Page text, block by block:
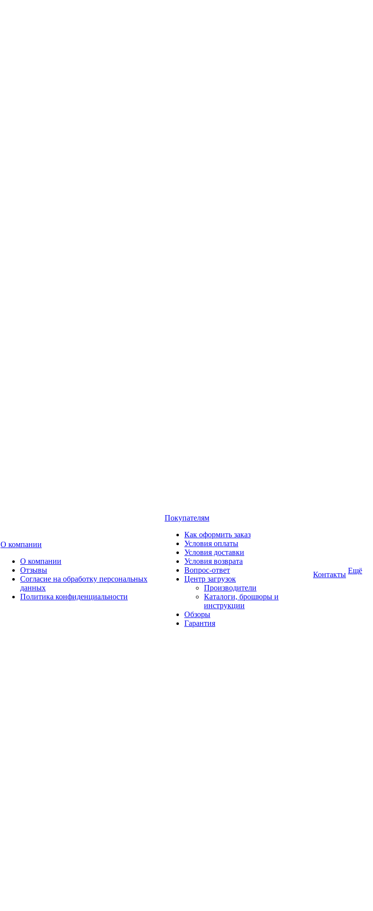
О компании
О компании
Отзывы
Согласие на обработку персональных
данных
Политика конфиденциальности
Покупателям
Как оформить заказ
Условия оплаты
Условия доставки
Условия возврата
Вопрос-ответ
Центр загрузок
Производители
Каталоги, брошюры и
инструкции
Обзоры
Гарантия
Контакты Ещё